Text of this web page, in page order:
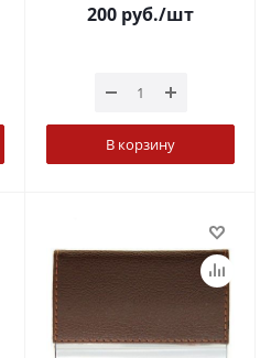
200 руб./шт
В корзину